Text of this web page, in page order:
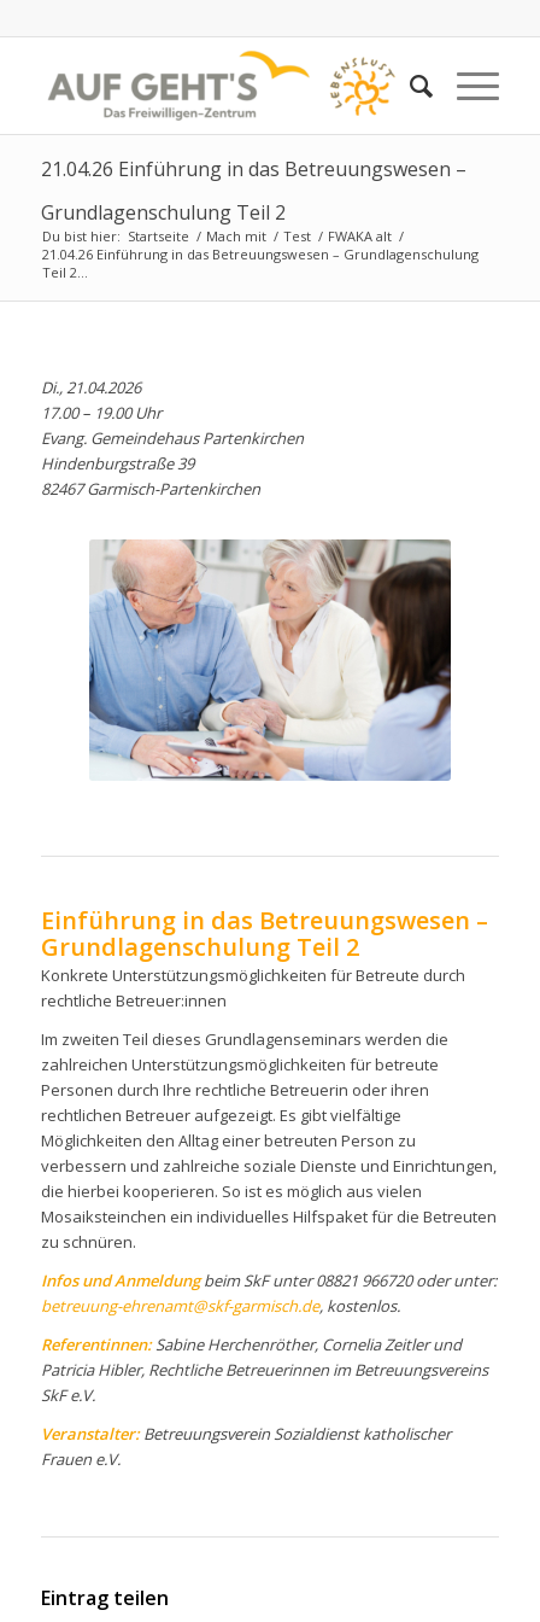
21.04.26 Einführung in das Betreuungswesen –
Grundlagenschulung Teil 2
Du bist hier: Startseite / Mach mit / Test / FWAKA alt /
21.04.26 Einführung in das Betreuungswesen – Grundlagenschulung
Teil 2...
Di., 21.04.2026
17.00 – 19.00 Uhr
Evang. Gemeindehaus Partenkirchen
Hindenburgstraße 39
82467 Garmisch-Partenkirchen
Einführung in das Betreuungswesen –
Grundlagenschulung Teil 2
Konkrete Unterstützungsmöglichkeiten für Betreute durch
rechtliche Betreuer:innen
Im zweiten Teil dieses Grundlagenseminars werden die
zahlreichen Unterstützungsmöglichkeiten für betreute
Personen durch Ihre rechtliche Betreuerin oder ihren
rechtlichen Betreuer aufgezeigt. Es gibt vielfältige
Möglichkeiten den Alltag einer betreuten Person zu
verbessern und zahlreiche soziale Dienste und Einrichtungen,
die hierbei kooperieren. So ist es möglich aus vielen
Mosaiksteinchen ein individuelles Hilfspaket für die Betreuten
zu schnüren.
Infos und Anmeldungbeim SkF unter 08821 966720 oder unter:
betreuung-ehrenamt@skf-garmisch.de, kostenlos.
Referentinnen:Sabine Herchenröther, Cornelia Zeitler und
Patricia Hibler, Rechtliche Betreuerinnen im Betreuungsvereins
SkF e.V.
Veranstalter:Betreuungsverein Sozialdienst katholischer
Frauen e.V.
Eintrag teilen